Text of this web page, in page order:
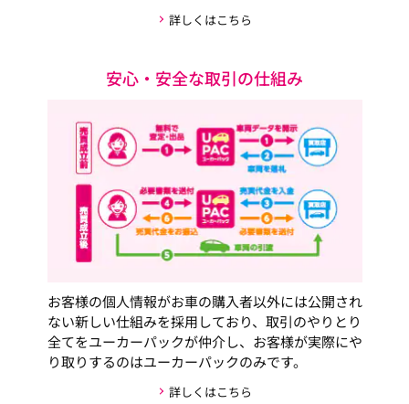
詳しくはこちら
安心・安全な取引の仕組み
お客様の個人情報がお車の購入者以外には公開され
ない新しい仕組みを採用しており、取引のやりとり
全てをユーカーパックが仲介し、お客様が実際にや
り取りするのはユーカーパックのみです。
詳しくはこちら